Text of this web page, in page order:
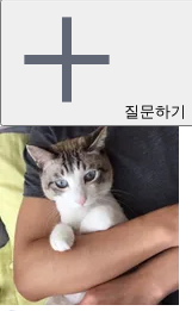
질문하기